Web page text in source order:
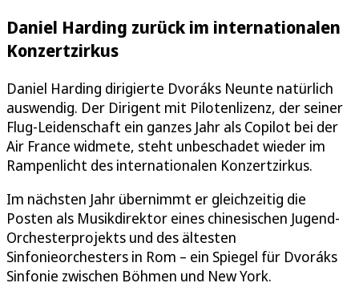
Daniel Harding zurück im internationalen
Konzertzirkus
Daniel Harding dirigierte Dvoráks Neunte natürlich
auswendig. Der Dirigent mit Pilotenlizenz, der seiner
Flug-Leidenschaft ein ganzes Jahr als Copilot bei der
Air France widmete, steht unbeschadet wieder im
Rampenlicht des internationalen Konzertzirkus.
Im nächsten Jahr übernimmt er gleichzeitig die
Posten als Musikdirektor eines chinesischen Jugend-
Orchesterprojekts und des ältesten
Sinfonieorchesters in Rom – ein Spiegel für Dvoráks
Sinfonie zwischen Böhmen und New York.